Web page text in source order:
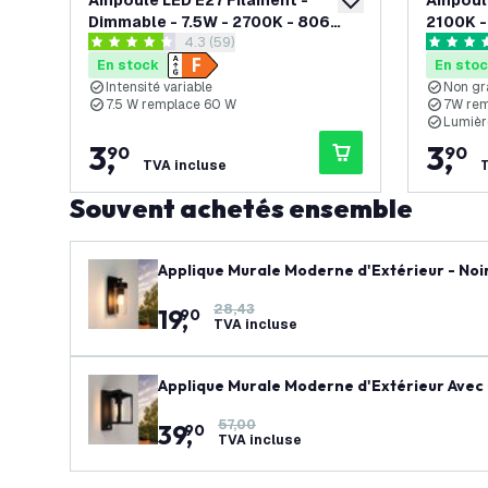
ajouter à la liste de
Dimmable - 7.5W - 2700K - 806
Lumen
ouvrir le tiroir des avis
4.3 étoiles de notation
4.3 (59)
En stock
Intensité variable
7.5 W remplace 60 W
3,
90
TVA incluse
2100K
4.8
En
Non
7W
3,
90
Souvent achetés ensemble
Applique Murale Moderne d'Extérieur -
19,
90
28,43
TVA incluse
Applique Murale Moderne d'Extérieur
39,
90
57,00
TVA incluse